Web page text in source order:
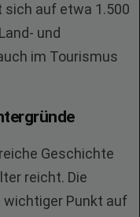
sich auf etwa 1.500
und
im Tourismus
Geschichte
reicht. Die
Punkt auf